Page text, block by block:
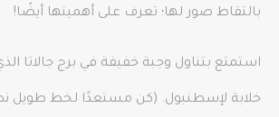
بالتقاط صور لها؛ تعرف على أهميتها أيضًا!
استمتع بتناول وجبة خفيفة في برج جالاتا
خلابة لإسطنبول. (كن مستعدًا لخط طويل